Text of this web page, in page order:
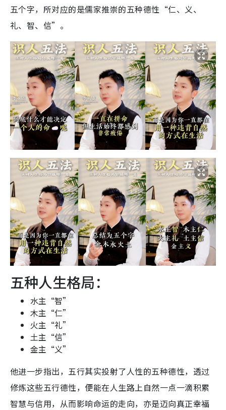
五个字，所对应的是儒家推崇的五种德性“仁、义、
礼、智、信”。
五种人生格局：
水主“智”
木主“仁”
火主“礼”
土主“信”
金主“义”
他进一步指出，五行其实投射了人性的五种德性，透过
修炼这些五行德性，便能在人生路上自然一点一滴积累
智慧与信用，从而影响命运的走向，亦是迈向真正幸福